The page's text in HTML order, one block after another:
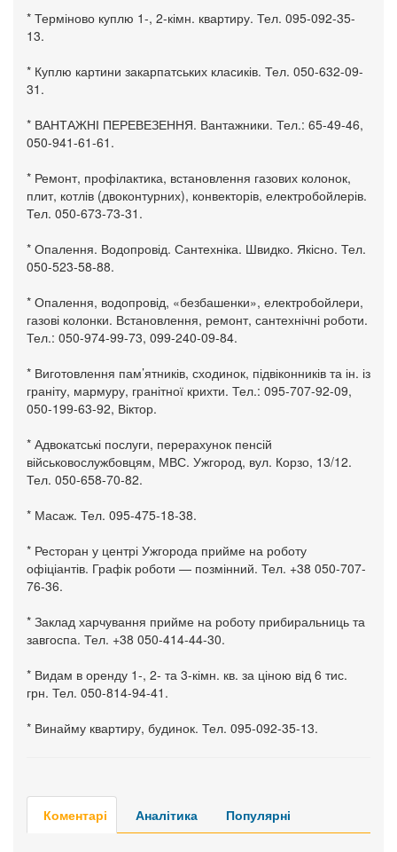
* Терміново куплю 1-, 2-кімн. квартиру. Тел. 095-092-35-
13.
* Куплю картини закарпатських класиків. Тел. 050-632-09-
31.
* ВАНТАЖНІ ПЕРЕВЕЗЕННЯ. Вантажники. Тел.: 65-49-46,
050-941-61-61.
* Ремонт, профілактика, встановлення газових колонок,
плит, котлів (двоконтурних), конвекторів, електробойлерів.
Тел. 050-673-73-31.
* Опалення. Водопровід. Сантехніка. Швидко. Якісно. Тел.
050-523-58-88.
* Опалення, водопровід, «безбашенки», електробойлери,
газові колонки. Встановлення, ремонт, сантехнічні роботи.
Тел.: 050-974-99-73, 099-240-09-84.
* Виготовлення пам’ятників, сходинок, підвіконників та ін. із
граніту, мармуру, гранітної крихти. Тел.: 095-707-92-09,
050-199-63-92, Віктор.
* Адвокатські послуги, перерахунок пенсій
військовослужбовцям, МВС. Ужгород, вул. Корзо, 13/12.
Тел. 050-658-70-82.
* Масаж. Тел. 095-475-18-38.
* Ресторан у центрі Ужгорода прийме на роботу
офіціантів. Графік роботи — позмінний. Тел. +38 050-707-
76-36.
* Заклад харчування прийме на роботу прибиральниць та
завгоспа. Тел. +38 050-414-44-30.
* Видам в оренду 1-, 2- та 3-кімн. кв. за ціною від 6 тис.
грн. Тел. 050-814-94-41.
* Винайму квартиру, будинок. Тел. 095-092-35-13.
Коментарі Аналітика Популярні